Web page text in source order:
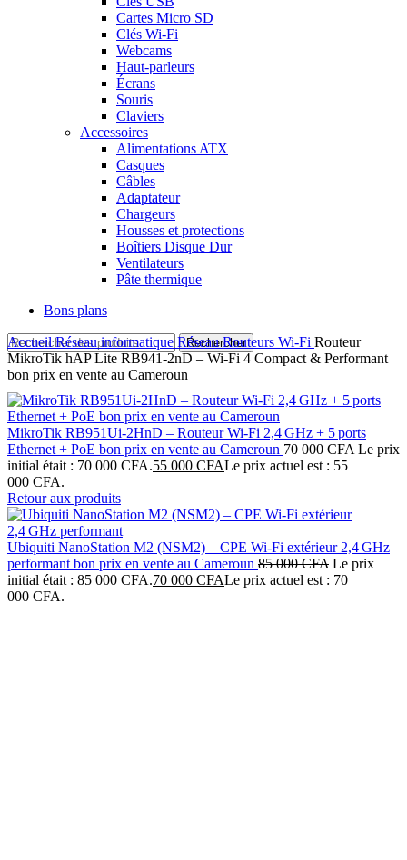
Cartes Micro SD
Clés Wi-Fi
Webcams
Haut-parleurs
Écrans
Souris
Claviers
Accessoires
Alimentations ATX
Casques
Câbles
Adaptateur
Chargeurs
Housses et protections
Boîtiers Disque Dur
Ventilateurs
Pâte thermique
Bons plans
Rechercher
AccueilRéseau informatique RéseauRouteurs Wi-Fi Routeur
MikroTik hAP Lite RB941‑2nD – Wi‑Fi 4 Compact & Performant
bon prix en vente au Cameroun
MikroTik RB951Ui‑2HnD – Routeur Wi‑Fi 2,4 GHz + 5 ports
Ethernet + PoE bon prix en vente au Cameroun 70 000CFA Le prix
initial était : 70 000 CFA.55 000 CFALe prix actuel est : 55
000 CFA.
Retour aux produits
Ubiquiti NanoStation M2 (NSM2) – CPE Wi‑Fi extérieur 2,4 GHz
performant bon prix en vente au Cameroun 85 000CFA Le prix
initial était : 85 000 CFA.70 000 CFALe prix actuel est : 70
000 CFA.